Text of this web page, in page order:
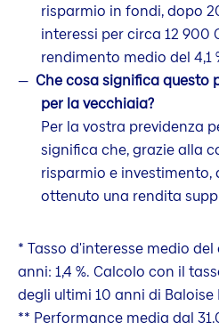
risparmio in fondi, dopo
interessi per circa 12 900
rendimento medio del 4,1
Che cosa significa questo
per la vecchiaia?
Per la vostra previdenza
significa che, grazie alla
risparmio e investimento,
ottenuto una rendita
* Tasso d'interesse medio
anni: 1,4 %. Calcolo con il
degli ultimi 10 anni di Baloise
** Performance media dal